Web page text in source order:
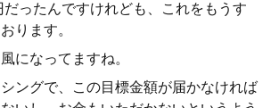
ったんですけれども、これをもうす
ります。
になってますね。
ングで、この目標金額が届かなければ